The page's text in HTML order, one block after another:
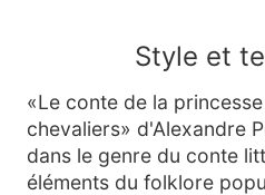
Style et
«Le conte de la
chevaliers» d'Alexandre
dans le genre du conte
éléments du folklore